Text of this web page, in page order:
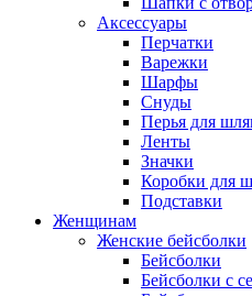
Аксессуары
Перчатки
Варежки
Шарфы
Снуды
Перья для
Ленты
Значки
Коробки для
Подставки
Женщинам
Женские бейсболки
Бейсболки
Бейсболки с